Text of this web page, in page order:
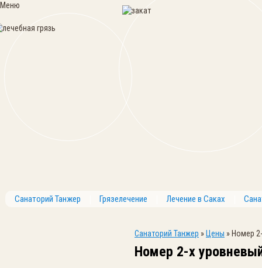
Меню
Санаторий Танжер Грязелечение Лечение в Саках
Санаторий Танжер » Цены » Номер
Номер 2-х